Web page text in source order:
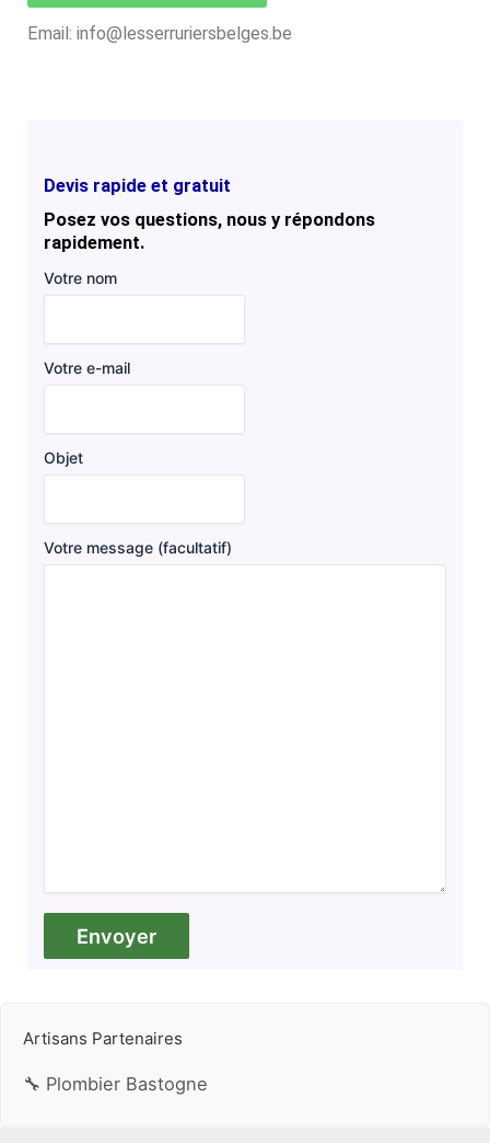
Email: info@lesserruriersbelges.be
Devis rapide et gratuit
Posez vos questions, nous y répondons
rapidement.
Votre nom
Votre e-mail
Objet
Votre message (facultatif)
Artisans Partenaires
🔧 Plombier Bastogne